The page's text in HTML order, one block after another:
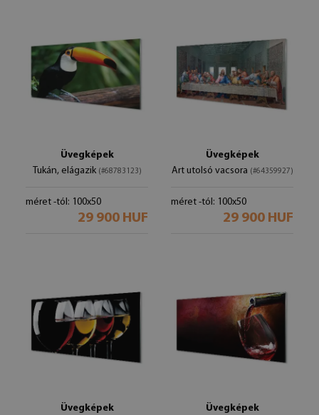
Üvegképek
Tukán, elágazik (#68783123)
méret -tól: 100x50
29 900 HUF
Üvegképek
Art utolsó vacsora (#64359927)
méret -tól: 100x50
29 900 HUF
Üvegképek
Üvegképek